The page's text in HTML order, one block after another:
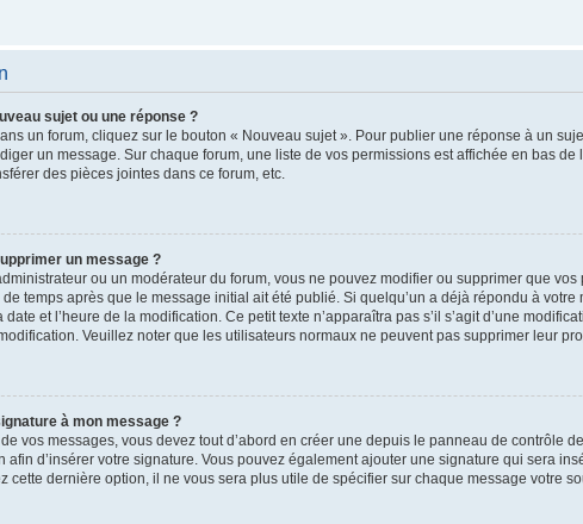
sujet ou une réponse ?
un forum, cliquez sur le bouton « Nouveau sujet ». Pour publier une réponse à un
un message. Sur chaque forum, une liste de vos permissions est affichée en bas
des pièces jointes dans ce forum, etc.
un message ?
ou un modérateur du forum, vous ne pouvez modifier ou supprimer que
temps après que le message initial ait été publié. Si quelqu’un a déjà répondu à
et l’heure de la modification. Ce petit texte n’apparaîtra pas s’il s’agit d’une
Veuillez noter que les utilisateurs normaux ne peuvent pas supprimer leur
à mon message ?
vos messages, vous devez tout d’abord en créer une depuis le panneau de contrôle
afin d’insérer votre signature. Vous pouvez également ajouter une signature qui sera
cette dernière option, il ne vous sera plus utile de spécifier sur chaque message votre